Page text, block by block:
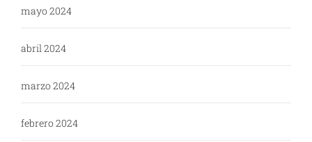
mayo 2024
abril 2024
marzo 2024
febrero 2024